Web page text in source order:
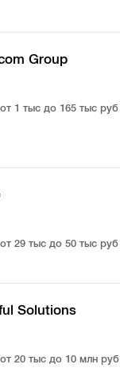
Group
от 1 тыс до 165 тыс руб
от 29 тыс до 50 тыс руб
Solutions
от 20 тыс до 10 млн руб